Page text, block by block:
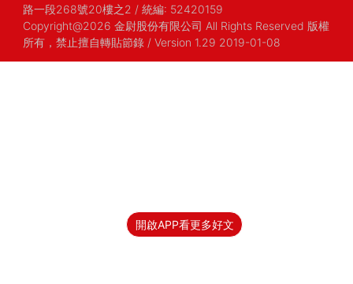
開啟APP看更多好文
路一段268號20樓之2 / 統編: 52420159
Copyright@2026 金尉股份有限公司 All Rights Reserved 版權
所有，禁止擅自轉貼節錄 / Version 1.29 2019-01-08